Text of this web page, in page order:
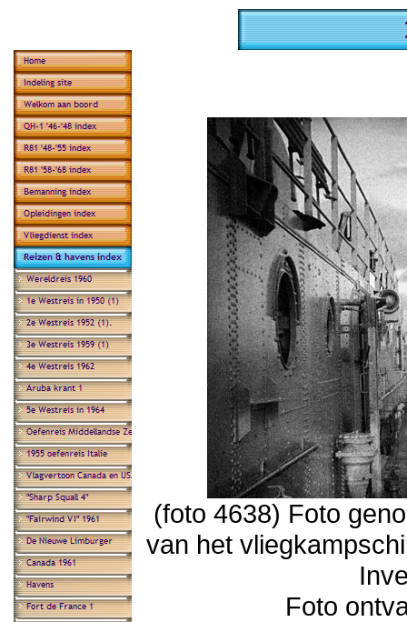
(foto 4638) Foto
van het
Foto